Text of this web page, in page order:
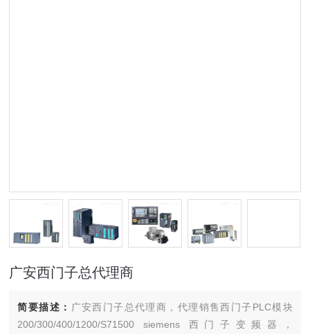
广安西门子总代理商
简要描述： 广安西门子总代理商，代理销售西门子PLC模块
200/300/400/1200/S71500 siemens 西门子变频器，